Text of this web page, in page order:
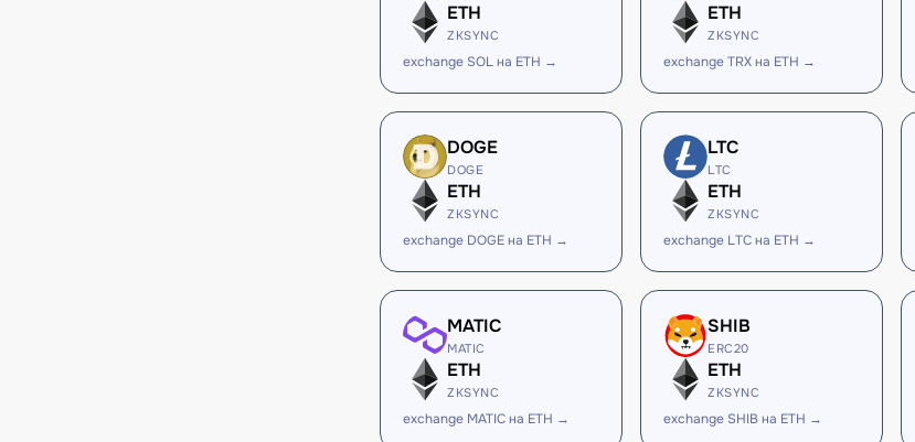
ETH
ZKSYNC
exchange SOL на ETH →
ETH
ZKSYNC
exchange TRX на ETH →
DOGE
DOGE
ETH
ZKSYNC
exchange DOGE на ETH →
LTC
LTC
ETH
ZKSYNC
exchange LTC на ETH →
MATIC
MATIC
ETH
ZKSYNC
exchange MATIC на ETH →
SHIB
ERC20
ETH
ZKSYNC
exchange SHIB на ETH →